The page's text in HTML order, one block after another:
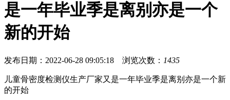
是一年毕业季是离别亦是一个
新的开始
发布日期：2022-06-28 09:05:18 浏览次数： 1435
儿童骨密度检测仪生产厂家又是一年毕业季是离别亦是一个新
的开始